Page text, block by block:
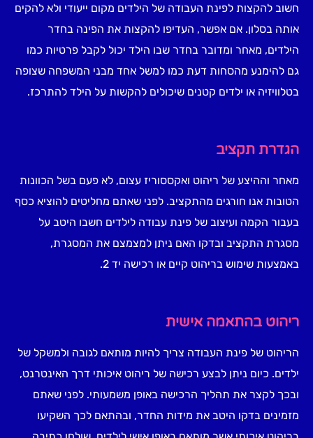
חשוב להקצות לפינת העבודה של הילדים מקום ייעודי ולא להקים
אותה בסלון. אם אפשר, העדיפו להקצות את הפינה בחדר
הילדים, מאחר ומדובר בחדר שבו הילד יכול לקבל פרטיות כמו
גם להימנע מהסחות דעת כמו למשל אחד מבני המשפחה שצופה
בטלוויזיה או ילדים קטנים שיכולים להקשות על הילד להתרכז.
הגדרת תקציב
מאחר וההיצע של ריהוט ואקססוריז עצום, לא פעם בשל הכוונות
הטובות אנו חורגים מהתקציב. לפני שאתם מחליטים להוציא כסף
בעבור הקמה ועיצוב של פינת עבודה לילדים חשבו היטב על
מסגרת התקציב ובדקו האם ניתן למצמצם את המסגרת,
באמצעות שימוש בריהוט קיים או רכישה יד 2.
ריהוט בהתאמה אישית
הריהוט של פינת העבודה צריך להיות מותאם לגובה ולמשקל של
ילדים. כיום ניתן לבצע רכישה של ריהוט איכותי דרך האינטרנט,
ובכך לקצר את תהליך הרכישה באופן משמעותי. לפני שאתם
מזמינים בדקו היטב את מידות החדר, ובהתאם לכך השקיעו